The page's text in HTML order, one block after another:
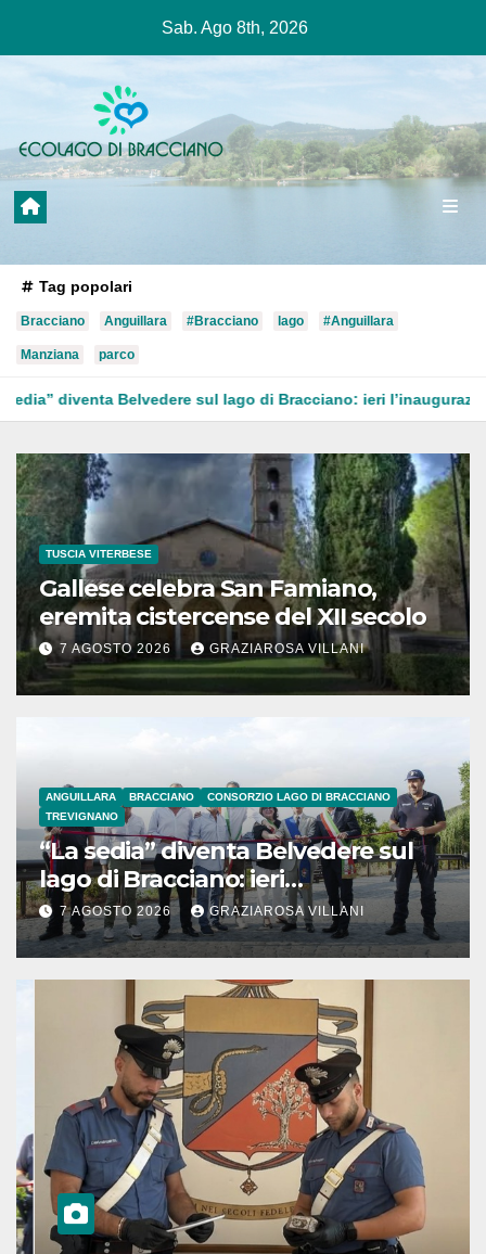
contenuto
Sab. Ago 8th, 2026
Tag popolari
Bracciano Anguillara #Bracciano lago #Anguillara
Manziana parco
lago di Bracciano: ieri l’inaugurazione Ladispoli:
TUSCIA VITERBESE
Gallese celebra San Famiano,
eremita cistercense del XII secolo
7 AGOSTO 2026 GRAZIAROSA VILLANI
ANGUILLARA BRACCIANO
CONSORZIO LAGO DI BRACCIANO
TREVIGNANO
“La sedia” diventa Belvedere sul
lago di Bracciano: ieri
l’inaugurazione
7 AGOSTO 2026 GRAZIAROSA VILLANI